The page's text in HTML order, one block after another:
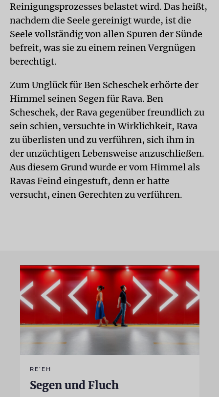
Reinigungsprozesses belastet wird. Das heißt,
nachdem die Seele gereinigt wurde, ist die
Seele vollständig von allen Spuren der Sünde
befreit, was sie zu einem reinen Vergnügen
berechtigt.
Zum Unglück für Ben Scheschek erhörte der
Himmel seinen Segen für Rava. Ben
Scheschek, der Rava gegenüber freundlich zu
sein schien, versuchte in Wirklichkeit, Rava
zu überlisten und zu verführen, sich ihm in
der unzüchtigen Lebensweise anzuschließen.
Aus diesem Grund wurde er vom Himmel als
Ravas Feind eingestuft, denn er hatte
versucht, einen Gerechten zu verführen.
RE’EH
Segen und Fluch